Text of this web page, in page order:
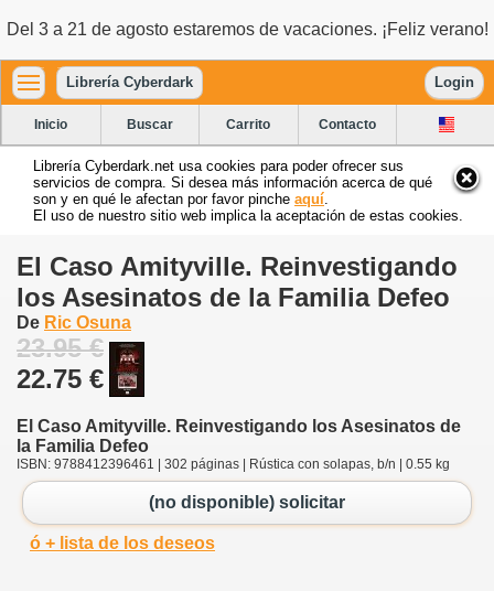
Del 3 a 21 de agosto estaremos de vacaciones. ¡Feliz verano!
Librería Cyberdark Login
Inicio Buscar Carrito Contacto
Librería Cyberdark.net usa cookies para poder ofrecer sus
servicios de compra. Si desea más información acerca de qué
son y en qué le afectan por favor pinche aquí
El uso de nuestro sitio web implica la aceptación de estas cookies.
El Caso Amityville. Reinvestigando
los Asesinatos de la Familia Defeo
De Ric Osuna
23.95 €
22.75 €
El Caso Amityville. Reinvestigando los Asesinatos de
la Familia Defeo
ISBN: 9788412396461 | 302 páginas | Rústica con solapas, b/n | 0.55 kg
(no disponible) solicitar
ó + lista de los deseos